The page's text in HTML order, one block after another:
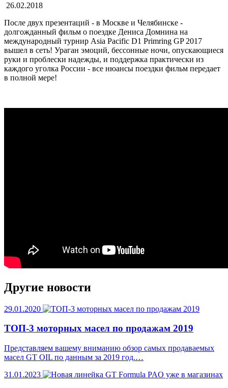
26.02.2018
После двух презентаций - в Москве и Челябинске -
долгожданный фильм о поездке Дениса Домнина на
международный турнир Asia Pacific D1 Primring GP 2017
вышел в сеть! Ураган эмоций, бессонные ночи, опускающиеся
руки и проблески надежды, и поддержка практически из
каждого уголка России - все нюансы поездки фильм передает
в полной мере!
Другие новости
29.01.2020
ТОП-3 моторных масел по продажам 2019
Представляем вашему вниманию обзор самых продаваемых
масел GT OIL по данным за 2019 год.…
31.01.2023